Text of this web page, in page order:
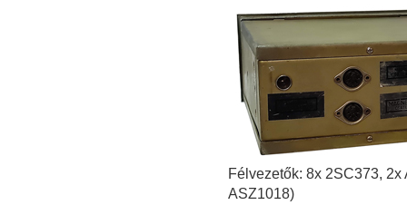
Félvezetők: 8x 2SC373,
ASZ1018)